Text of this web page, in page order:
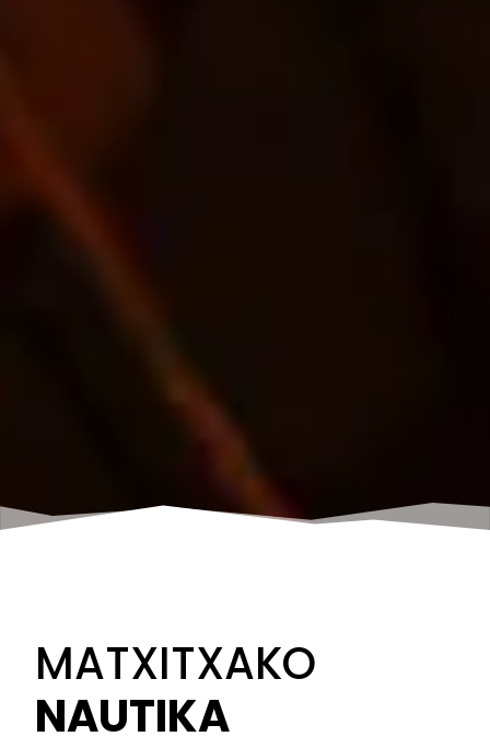
MATXITXAKO
NAUTIKA